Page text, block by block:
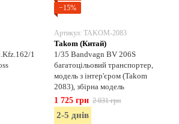
1
−15%
Артикул: TAKOM-2083
Takom (Китай)
1/35 Bandvagn BV 206S
багатоцільовий транспортер,
модель з інтер'єром (Takom
2083), збірна модель
1 725 грн 2 031 грн
2-5 днів